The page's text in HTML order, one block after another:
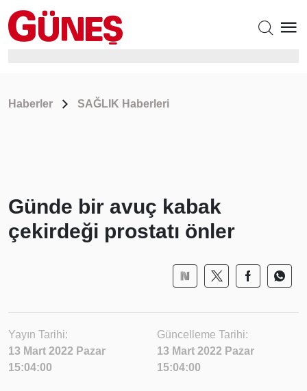
Haberler SAĞLIK Haberleri
Günde bir avuç kabak
çekirdeği prostatı önler
Yayın Tarihi:
13 Mart 2022 Pazar
15:04:00
Güncelleme Tarihi:
13 Mart 2022 Pazar
15:04:00